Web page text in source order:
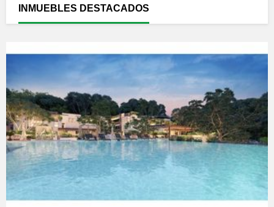
INMUEBLES DESTACADOS
VER DETALLES